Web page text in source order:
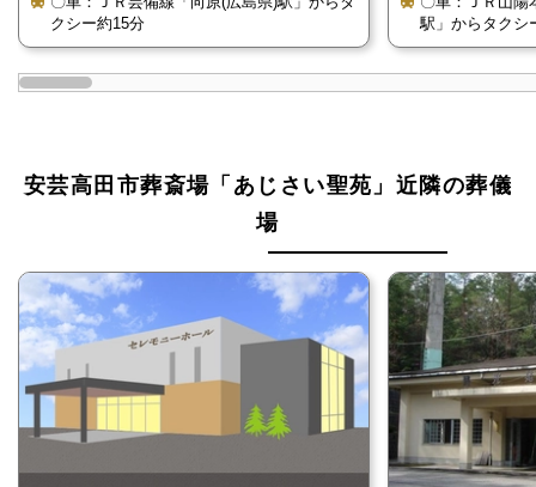
そのため、真言宗や臨済宗、浄土宗など、どの宗派を
待合ロビー・待合室あります
安芸高田市葬斎場「あじさい聖苑」には、待合ロビー
や待合室が設けられております。
待合室は完全個室となっているため、収骨までの待ち
時間をゆっくりお過ごしいただけます。
ただし、利用時間が9時〜17時のうちの2時間以内と
制限がありますので、ご注意ください。
クシー約15分
駅」からタクシ
安芸高田市葬斎場「あじさい聖苑」近隣の葬儀
場